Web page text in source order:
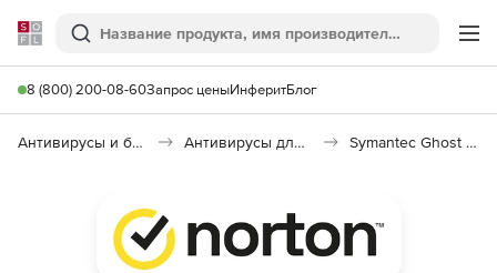
Softline
Поиск
8 (800) 200-08-60Запрос ценыИнферитБлог
Антивирусы и безопасность Антивирусы для организаций Symantec Ghost Solution Suite